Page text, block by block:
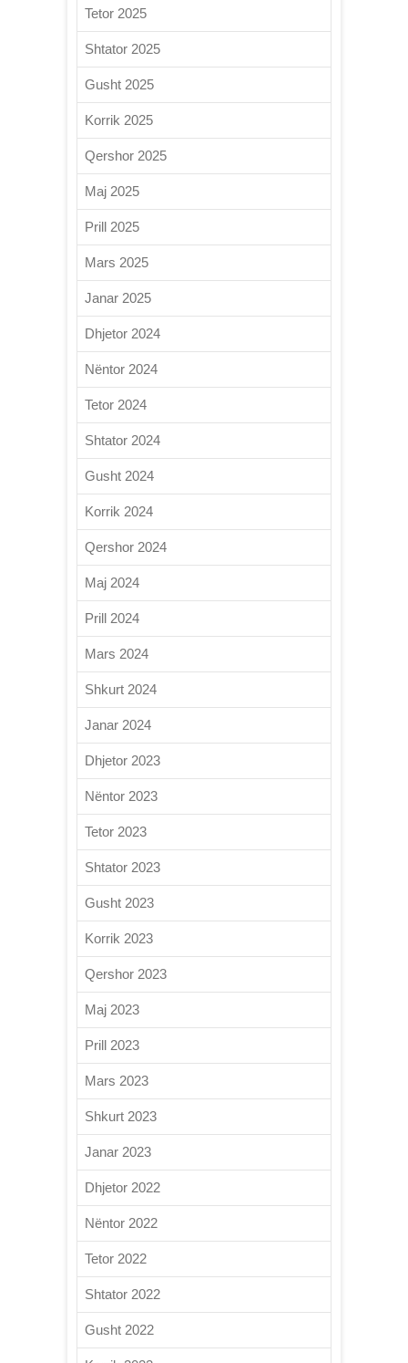
Tetor 2025
Shtator 2025
Gusht 2025
Korrik 2025
Qershor 2025
Maj 2025
Prill 2025
Mars 2025
Janar 2025
Dhjetor 2024
Nëntor 2024
Tetor 2024
Shtator 2024
Gusht 2024
Korrik 2024
Qershor 2024
Maj 2024
Prill 2024
Mars 2024
Shkurt 2024
Janar 2024
Dhjetor 2023
Nëntor 2023
Tetor 2023
Shtator 2023
Gusht 2023
Korrik 2023
Qershor 2023
Maj 2023
Prill 2023
Mars 2023
Shkurt 2023
Janar 2023
Dhjetor 2022
Nëntor 2022
Tetor 2022
Shtator 2022
Gusht 2022